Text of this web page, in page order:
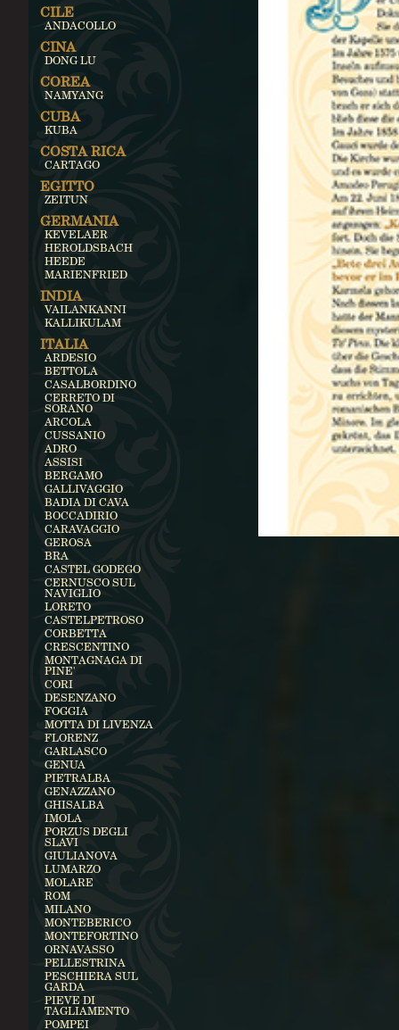
CILE
ANDACOLLO
CINA
DONG LU
COREA
NAMYANG
CUBA
KUBA
COSTA RICA
CARTAGO
EGITTO
ZEITUN
GERMANIA
KEVELAER
HEROLDSBACH
HEEDE
MARIENFRIED
INDIA
VAILANKANNI
KALLIKULAM
ITALIA
ARDESIO
BETTOLA
CASALBORDINO
CERRETO DI
SORANO
ARCOLA
CUSSANIO
ADRO
ASSISI
BERGAMO
GALLIVAGGIO
BADIA DI CAVA
BOCCADIRIO
CARAVAGGIO
GEROSA
BRA
CASTEL GODEGO
CERNUSCO SUL
NAVIGLIO
LORETO
CASTELPETROSO
CORBETTA
CRESCENTINO
MONTAGNAGA DI
PINE'
CORI
DESENZANO
FOGGIA
MOTTA DI LIVENZA
FLORENZ
GARLASCO
GENUA
PIETRALBA
GENAZZANO
GHISALBA
IMOLA
PORZUS DEGLI
SLAVI
GIULIANOVA
LUMARZO
MOLARE
ROM
MILANO
MONTEBERICO
MONTEFORTINO
ORNAVASSO
PELLESTRINA
PESCHIERA SUL
GARDA
PIEVE DI
TAGLIAMENTO
POMPEI